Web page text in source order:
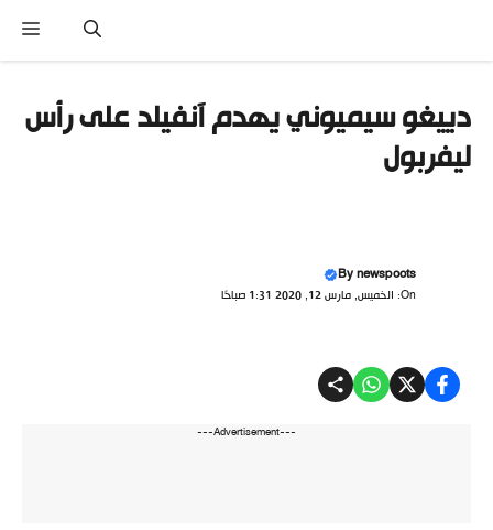
المحتوى
دييغو سيميوني يهدم آنفيلد على رأس
ليفربول
Bynewspoots
On: الخميس, مارس 12, 2020 1:31 صباحًا
---Advertisement---